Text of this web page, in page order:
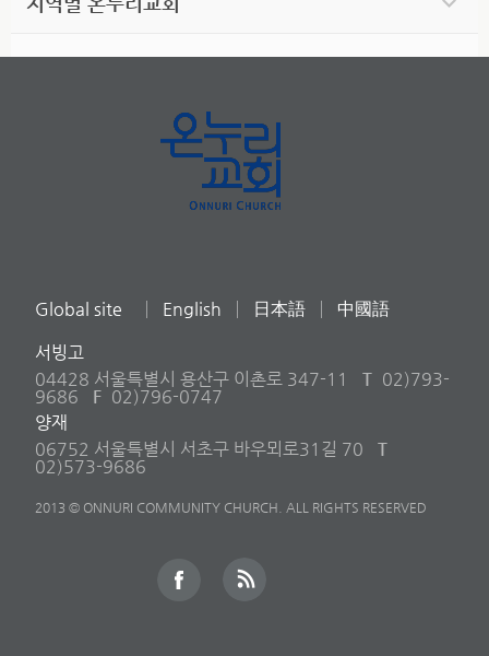
Global site English 日本語 中國語
서빙고
04428 서울특별시 용산구 이촌로 347-11
T 02)793-
9686
F 02)796-0747
양재
06752 서울특별시 서초구 바우뫼로31길 70
T
02)573-9686
2013 © ONNURI COMMUNITY CHURCH. ALL RIGHTS RESERVED